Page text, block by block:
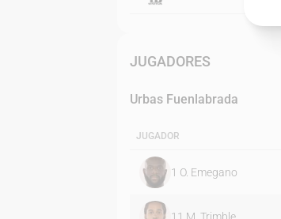
JUGADORES
Urbas Fuenlabrada
JUGADOR
1 O. Emegano